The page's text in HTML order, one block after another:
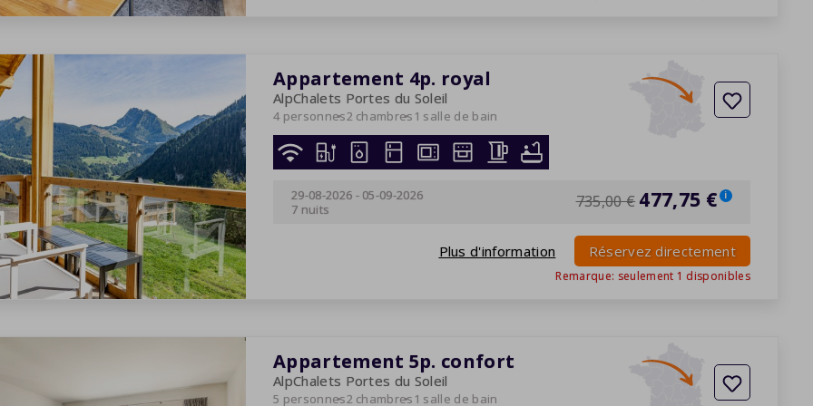
Appartement 4p. royal
AlpChalets Portes du Soleil
4 personnes2 chambres 1 salle de bain
29-08-2026 - 05-09-2026
7 nuits
735,00 € 477,75 € i
Plus d'information Réservez directement
Remarque: seulement 1 disponibles
Appartement 5p. confort
AlpChalets Portes du Soleil
5 personnes2 chambres 1 salle de bain